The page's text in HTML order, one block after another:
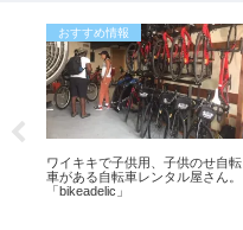
おすすめ情報
ワイキキで子供用、子供のせ自転
車がある自転車レンタル屋さん。
「bikeadelic」